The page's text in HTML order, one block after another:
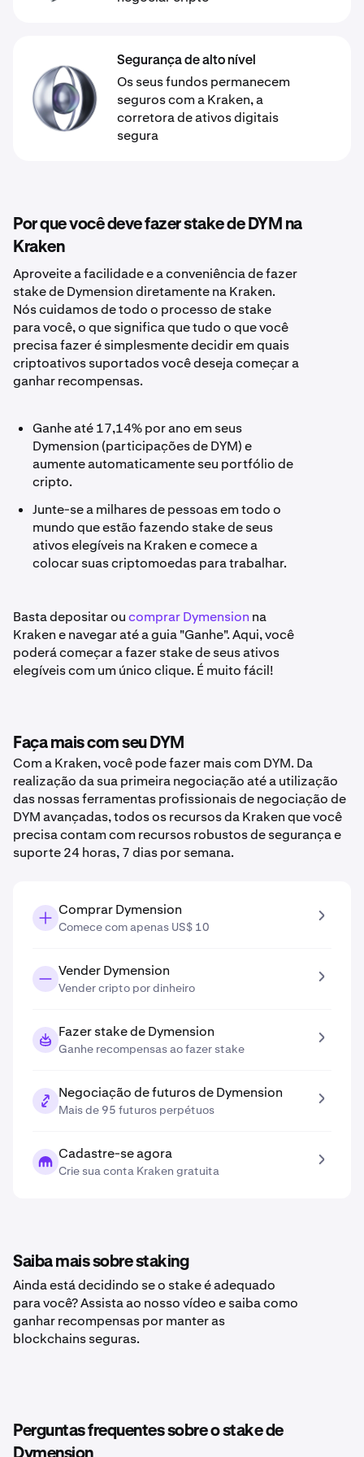
Segurança de alto nível
Os seus fundos permanecem
seguros com a Kraken, a
corretora de ativos digitais
segura
Por que você deve fazer stake de DYM na
Kraken
Aproveite a facilidade e a conveniência de fazer
stake de Dymension diretamente na Kraken.
Nós cuidamos de todo o processo de stake
para você, o que significa que tudo o que você
precisa fazer é simplesmente decidir em quais
criptoativos suportados você deseja começar a
ganhar recompensas.
Ganhe até 17,14% por ano em seus
Dymension (participações de DYM) e
aumente automaticamente seu portfólio de
cripto.
Junte-se a milhares de pessoas em todo o
mundo que estão fazendo stake de seus
ativos elegíveis na Kraken e comece a
colocar suas criptomoedas para trabalhar.
Basta depositar oucomprar Dymension na
Kraken e navegar até a guia "Ganhe". Aqui, você
poderá começar a fazer stake de seus ativos
elegíveis com um único clique. É muito fácil!
Faça mais com seu DYM
Com a Kraken, você pode fazer mais com DYM. Da
realização da sua primeira negociação até a utilização
das nossas ferramentas profissionais de negociação de
DYM avançadas, todos os recursos da Kraken que você
precisa contam com recursos robustos de segurança e
suporte 24 horas, 7 dias por semana.
Comprar Dymension
Comece com apenas US$ 10
Vender Dymension
Vender cripto por dinheiro
Fazer stake de Dymension
Ganhe recompensas ao fazer stake
Negociação de futuros de Dymension
Mais de 95 futuros perpétuos
Cadastre-se agora
Crie sua conta Kraken gratuita
Saiba mais sobre staking
Ainda está decidindo se o stake é adequado
para você? Assista ao nosso vídeo e saiba como
ganhar recompensas por manter as
blockchains seguras.
Perguntas frequentes sobre o stake de
Dymension